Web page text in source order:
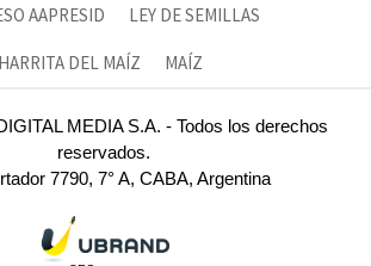
AAPRESID LEY DE SEMILLAS
DEL MAÍZ MAÍZ
MEDIA S.A. - Todos los derechos
reservados.
7790, 7° A, CABA, Argentina